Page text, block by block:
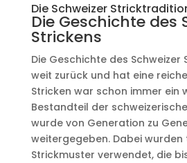
Die Schweizer
Die Geschichte des
Strickens
Die Geschichte des Schweizer
weit zurück und hat eine
Stricken war schon immer ein
Bestandteil der
wurde von Generation zu
weitergegeben. Dabei
Strickmuster verwendet, die